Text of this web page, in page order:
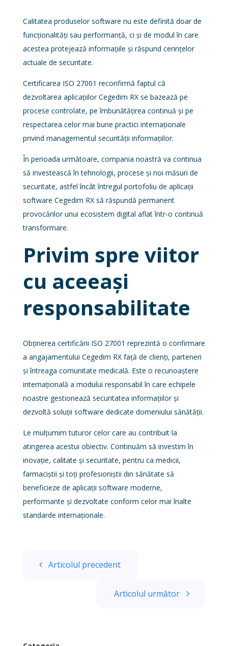
Calitatea produselor software nu este definită doar de
funcționalități sau performanță, ci și de modul în care
acestea protejează informațiile și răspund cerințelor
actuale de securitate.
Certificarea ISO 27001 reconfirmă faptul că
dezvoltarea aplicațiilor Cegedim RX se bazează pe
procese controlate, pe îmbunătățirea continuă și pe
respectarea celor mai bune practici internaționale
privind managementul securității informațiilor.
În perioada următoare, compania noastră va continua
să investească în tehnologii, procese și noi măsuri de
securitate, astfel încât întregul portofoliu de aplicații
software Cegedim RX să răspundă permanent
provocărilor unui ecosistem digital aflat într-o continuă
transformare.
Privim spre viitor
cu aceeași
responsabilitate
Obținerea certificării ISO 27001 reprezintă o confirmare
a angajamentului Cegedim RX față de clienți, parteneri
și întreaga comunitate medicală. Este o recunoaștere
internațională a modului responsabil în care echipele
noastre gestionează securitatea informațiilor și
dezvoltă soluții software dedicate domeniului sănătății.
Le mulțumim tuturor celor care au contribuit la
atingerea acestui obiectiv. Continuăm să investim în
inovație, calitate și securitate, pentru ca medicii,
farmaciștii și toți profesioniștii din sănătate să
beneficieze de aplicații software moderne,
performante și dezvoltate conform celor mai înalte
standarde internaționale.
Articolul precedent
Articolul următor